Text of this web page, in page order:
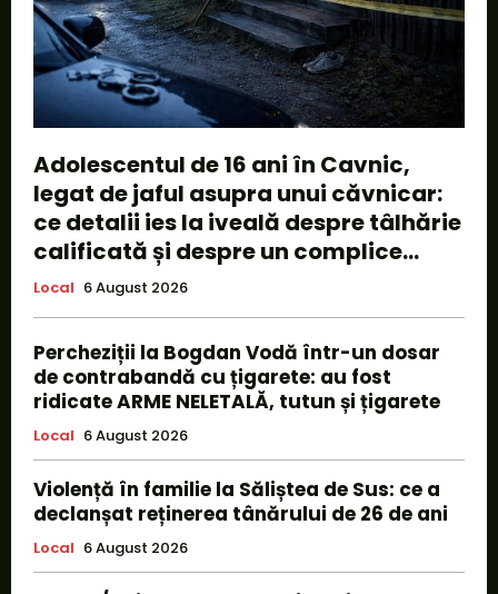
Adolescentul de 16 ani în Cavnic,
legat de jaful asupra unui căvnicar:
ce detalii ies la iveală despre tâlhărie
calificată și despre un complice...
Local 6 August 2026
Percheziții la Bogdan Vodă într-un dosar
de contrabandă cu țigarete: au fost
ridicate ARME NELETALĂ, tutun și țigarete
Local 6 August 2026
Violență în familie la Săliștea de Sus: ce a
declanșat reținerea tânărului de 26 de ani
Local 6 August 2026